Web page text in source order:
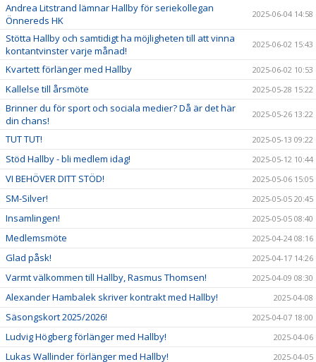
Andrea Litstrand lämnar Hallby för seriekollegan
Önnereds HK
2025-06-04 14:58
Stötta Hallby och samtidigt ha möjligheten till att vinna
kontantvinster varje månad!
2025-06-02 15:43
Kvartett förlänger med Hallby 2025-06-02 10:53
Kallelse till årsmöte 2025-05-28 15:22
Brinner du för sport och sociala medier? Då är det här
din chans!
2025-05-26 13:22
TUT TUT! 2025-05-13 09:22
Stöd Hallby - bli medlem idag! 2025-05-12 10:44
VI BEHÖVER DITT STÖD! 2025-05-06 15:05
SM-Silver! 2025-05-05 20:45
Insamlingen! 2025-05-05 08:40
Medlemsmöte 2025-04-24 08:16
Glad påsk! 2025-04-17 14:26
Varmt välkommen till Hallby, Rasmus Thomsen! 2025-04-09 08:30
Alexander Hambalek skriver kontrakt med Hallby! 2025-04-08
Säsongskort 2025/2026! 2025-04-07 18:00
Ludvig Högberg förlänger med Hallby! 2025-04-06
Lukas Wallinder förlänger med Hallby! 2025-04-05